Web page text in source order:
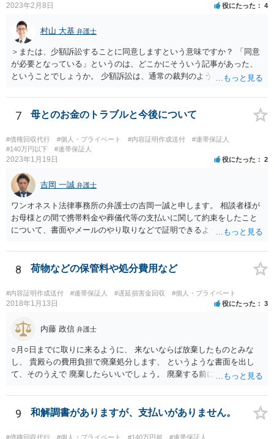
2023年2月8日 役にたった 4
村山 大基 弁護士
＞または、少額訴訟することに同意しますという意味ですか？ 「同意
が必要となっている」というのは、どこかにそういう記事があった、
ということでしょうか。 少額訴訟は、通常の裁判のようなきちんとし
思います（多分）。 実際の流れとしては、少額訴訟では嫌だ、と被告
が考えた場合、 通常の訴訟でやってほしい、と裁判所に対して書類を
7 母とのお金のトラブルと今後について
#債権回収代行 #個人・プライベート #内容証明作成送付
#連帯保証人
#140万円以下
#連帯保証人
2023年1月19日 役にたった 2
吉岡 一誠 弁護士
ワンオネスト法律事務所の弁護士の吉岡一誠と申します。 相談者様が
お母様との間で携帯料金や葬儀代等の支払いに関して約束をしたこと
について、書面やメールのやり取りなどで証明できるようであれば、
の資力が乏しいとなると、判決が下りても実際に回収することができ
ない可能性があるため、不定期でも少しずつでも返済があるようであ
れば、コストをかけて裁判を起こすよりも、このまま分割払いを続け
てもらう方が良いかもしれません。 なお、保証人欄の無断署名の件
は、お母様に注意するしかないですが、お母様が勝手に署名した場合
求が来た場合は支払いを拒否できます。
8 荷物などの保管料や処分費用など
#内容証明作成送付 #連帯保証人 #遅延損害金回収 #個人・プライベート
2018年1月13日 役にたった 3
内藤 政信 弁護士
○月○日までに取りに来るように、 来ないならば放棄したものとみな
し、 貴殿らの費用負担で廃棄処分します、 というような書面を出し
て、そのうえで 廃棄したらいいでしょう。 廃棄する前に、写真をとっ
9 和解調書がありますが、支払いがありません。
#債権回収代行 #個人・プライベート #140万円超
#連帯保証人